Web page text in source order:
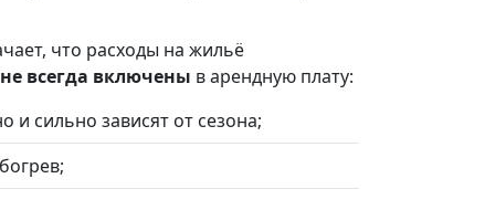
что расходы на жильё
всегда включены в арендную плату:
и сильно зависят от сезона;